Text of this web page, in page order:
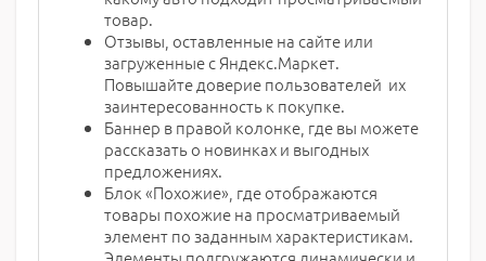
товар.
Отзывы, оставленные на сайте или
загруженные с Яндекс.Маркет.
Повышайте доверие пользователей их
заинтересованность к покупке.
Баннер в правой колонке, где вы можете
рассказать о новинках и выгодных
предложениях.
Блок «Похожие», где отображаются
товары похожие на просматриваемый
элемент по заданным характеристикам.